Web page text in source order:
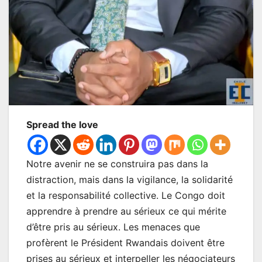
Spread the love
Notre avenir ne se construira pas dans la
distraction, mais dans la vigilance, la solidarité
et la responsabilité collective. Le Congo doit
apprendre à prendre au sérieux ce qui mérite
d’être pris au sérieux. Les menaces que
profèrent le Président Rwandais doivent être
prises au sérieux et interpeller les négociateurs